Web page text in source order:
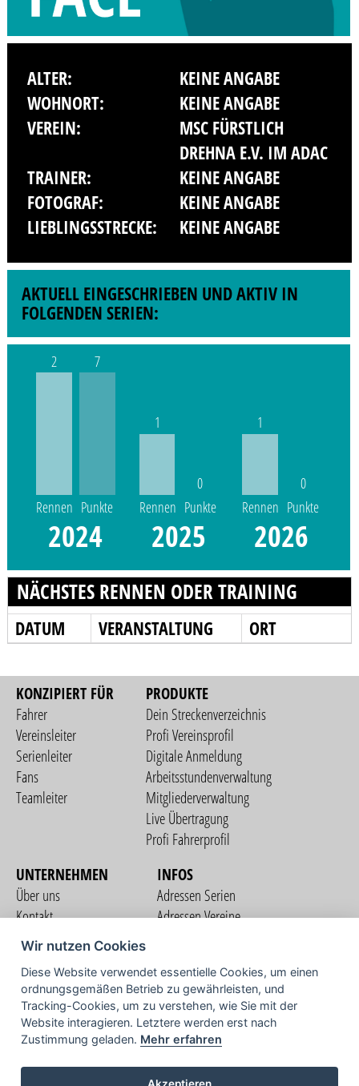
ALTER:
KEINE ANGABE
WOHNORT:
KEINE ANGABE
VEREIN:
MSC FÜRSTLICH
DREHNA E.V. IM ADAC
TRAINER:
KEINE ANGABE
FOTOGRAF:
KEINE ANGABE
LIEBLINGSSTRECKE:
KEINE ANGABE
AKTUELL EINGESCHRIEBEN UND AKTIV IN
FOLGENDEN SERIEN:
2
Rennen
7
Punkte
2024
1
Rennen
0
Punkte
2025
1
Rennen
0
Punkte
2026
NÄCHSTES RENNEN ODER TRAINING
DATUM VERANSTALTUNG ORT
KONZIPIERT FÜR
Fahrer
Vereinsleiter
Serienleiter
Fans
Teamleiter
PRODUKTE
Dein Streckenverzeichnis
Profi Vereinsprofil
Digitale Anmeldung
Arbeitsstundenverwaltung
Mitgliederverwaltung
Live Übertragung
Profi Fahrerprofil
UNTERNEHMEN
Über uns
Kontakt
Nutzungsbedingungen
Datenschutzerklärung
Impressum
INFOS
Adressen Serien
Adressen Vereine
COMMUNITY
TV
Wir nutzen Cookies
Diese Website verwendet essentielle Cookies, um einen
ordnungsgemäßen Betrieb zu gewährleisten, und
Tracking-Cookies, um zu verstehen, wie Sie mit der
Website interagieren. Letztere werden erst nach
Zustimmung geladen. Mehr erfahren